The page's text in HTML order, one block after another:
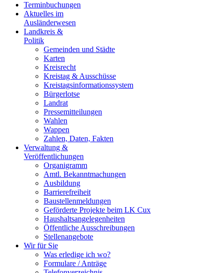
Terminbuchungen
Aktuelles im
Ausländerwesen
Landkreis &
Politik
Gemeinden und Städte
Karten
Kreisrecht
Kreistag & Ausschüsse
Kreistagsinformationssystem
Bürgerlotse
Landrat
Pressemitteilungen
Wahlen
Wappen
Zahlen, Daten, Fakten
Verwaltung &
Veröffentlichungen
Organigramm
Amtl. Bekanntmachungen
Ausbildung
Barrierefreiheit
Baustellenmeldungen
Geförderte Projekte beim LK Cux
Haushaltsangelegenheiten
Öffentliche Ausschreibungen
Stellenangebote
Wir für Sie
Was erledige ich wo?
Formulare / Anträge